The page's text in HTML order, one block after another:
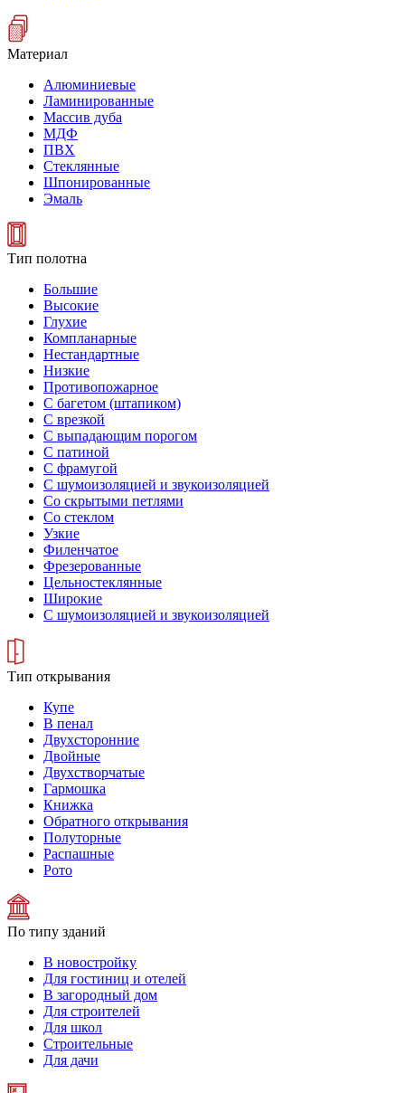
Материал
Алюминиевые
Ламинированные
Массив дуба
МДФ
ПВХ
Стеклянные
Шпонированные
Эмаль
Тип полотна
Большие
Высокие
Глухие
Компланарные
Нестандартные
Низкие
Противопожарное
С багетом (штапиком)
С врезкой
С выпадающим порогом
С патиной
С фрамугой
С шумоизоляцией и звукоизоляцией
Со скрытыми петлями
Со стеклом
Узкие
Филенчатое
Фрезерованные
Цельностеклянные
Широкие
С шумоизоляцией и звукоизоляцией
Тип открывания
Купе
В пенал
Двухсторонние
Двойные
Двухстворчатые
Гармошка
Книжка
Обратного открывания
Полуторные
Распашные
Рото
По типу зданий
В новостройку
Для гостиниц и отелей
В загородный дом
Для строителей
Для школ
Строительные
Для дачи